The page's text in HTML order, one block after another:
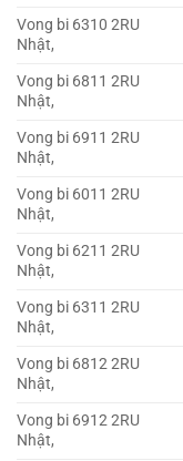
Vong bi 6310 2RU
Nhật,
Vong bi 6811 2RU
Nhật,
Vong bi 6911 2RU
Nhật,
Vong bi 6011 2RU
Nhật,
Vong bi 6211 2RU
Nhật,
Vong bi 6311 2RU
Nhật,
Vong bi 6812 2RU
Nhật,
Vong bi 6912 2RU
Nhật,